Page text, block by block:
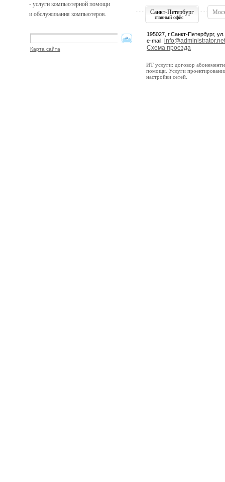
- услуги компьютерной помощи
и обслуживания компьютеров.
Санкт-Петербург
главный офис
Карта сайта
195027, г.Санкт-Петербург,
e-mail:
Схема проезда
ИТ услуги: договор
помощи. Услуги
настройки сетей.